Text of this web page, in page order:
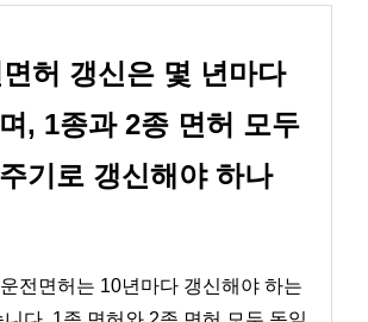
허 갱신은 몇 년마다
, 1종과 2종 면허 모두
기로 갱신해야 하나
전면허는 10년마다 갱신해야 하는